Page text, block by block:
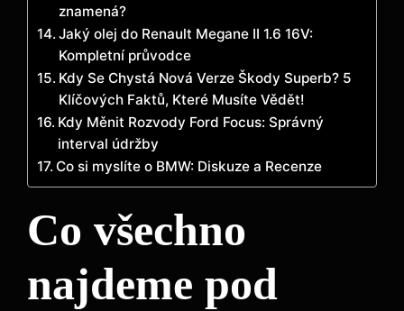
znamená?
Jaký olej do Renault Megane II 1.6 16V:
Kompletní průvodce
Kdy Se Chystá Nová Verze Škody Superb? 5
Klíčových Faktů, Které Musíte Vědět!
Kdy Měnit Rozvody Ford Focus: Správný
interval údržby
Co si myslíte o BMW: Diskuze a Recenze
Co všechno
najdeme pod